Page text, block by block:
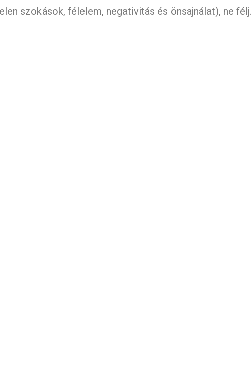
szokások, félelem, negativitás és önsajnálat), ne félj.